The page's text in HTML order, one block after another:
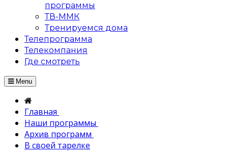
программы
ТВ-ММК
Тренируемся дома
Телепрограмма
Телекомпания
Где смотреть
Menu
Главная
Наши программы
Архив программ
В своей тарелке